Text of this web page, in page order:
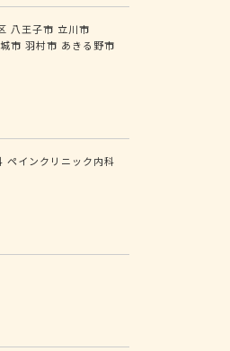
八王子市 立川市
市 羽村市 あきる野市
ペインクリニック内科